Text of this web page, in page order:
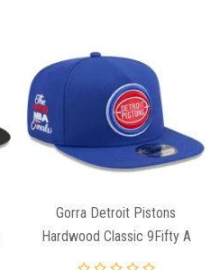
Gorra Detroit Pistons
Hardwood Classic 9Fifty A
Frame New Era